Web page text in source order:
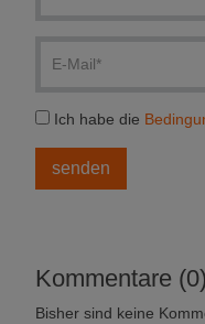
Ich habe die
Kommentare (0)
Bisher sind keine